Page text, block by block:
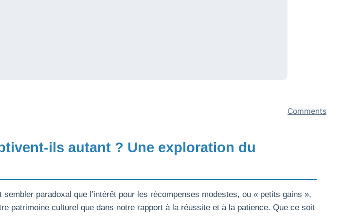
Comments
ils autant ? Une exploration du
paradoxal que l’intérêt pour les récompenses modestes, ou « petits gains »,
patrimoine culturel que dans notre rapport à la réussite et à la patience. Que ce soit